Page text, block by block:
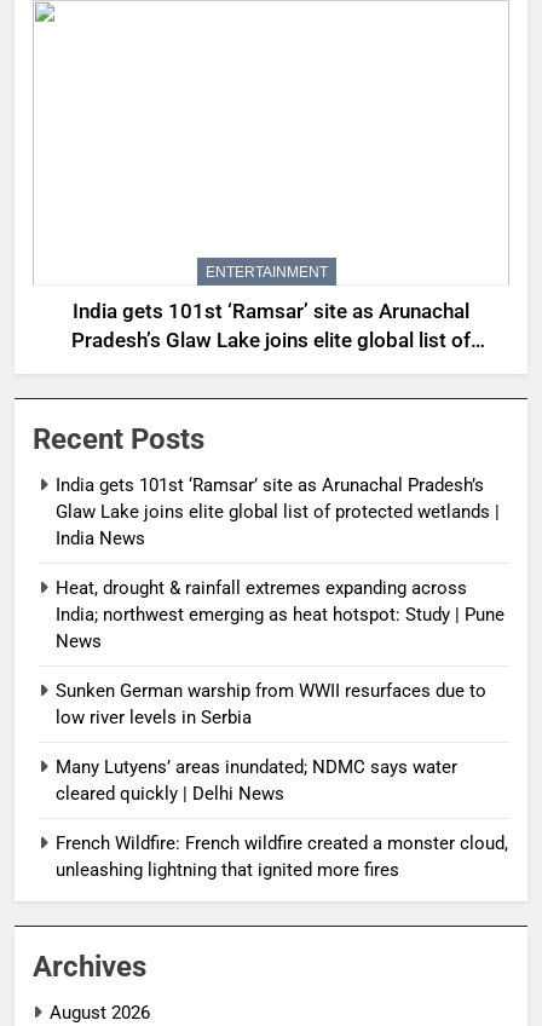
ENTERTAINMENT
India gets 101st ‘Ramsar’ site as Arunachal
Pradesh’s Glaw Lake joins elite global list of
protected wetlands | India News
Recent Posts
India gets 101st ‘Ramsar’ site as Arunachal Pradesh’s
Glaw Lake joins elite global list of protected wetlands |
India News
Heat, drought & rainfall extremes expanding across
India; northwest emerging as heat hotspot: Study | Pune
News
Sunken German warship from WWII resurfaces due to
low river levels in Serbia
Many Lutyens’ areas inundated; NDMC says water
cleared quickly | Delhi News
French Wildfire: French wildfire created a monster cloud,
unleashing lightning that ignited more fires
Archives
August 2026